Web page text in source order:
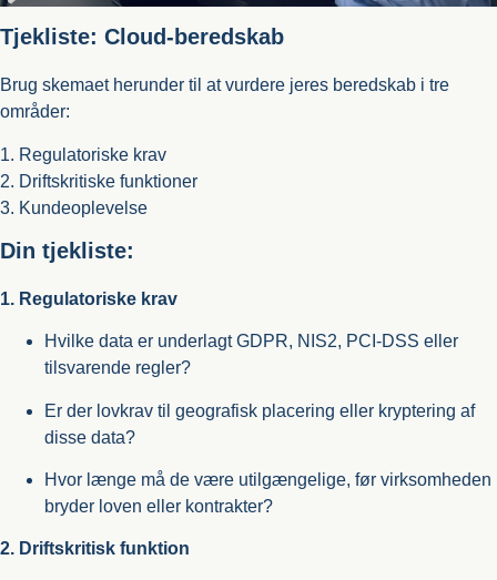
Tjekliste: Cloud-beredskab
Brug skemaet herunder til at vurdere jeres beredskab i tre
områder:
1. Regulatoriske krav
2. Driftskritiske funktioner
3. Kundeoplevelse
Din tjekliste:
1. Regulatoriske krav
Hvilke data er underlagt GDPR, NIS2, PCI-DSS eller
tilsvarende regler?
Er der lovkrav til geografisk placering eller kryptering af
disse data?
Hvor længe må de være utilgængelige, før virksomheden
bryder loven eller kontrakter?
2. Driftskritisk funktion